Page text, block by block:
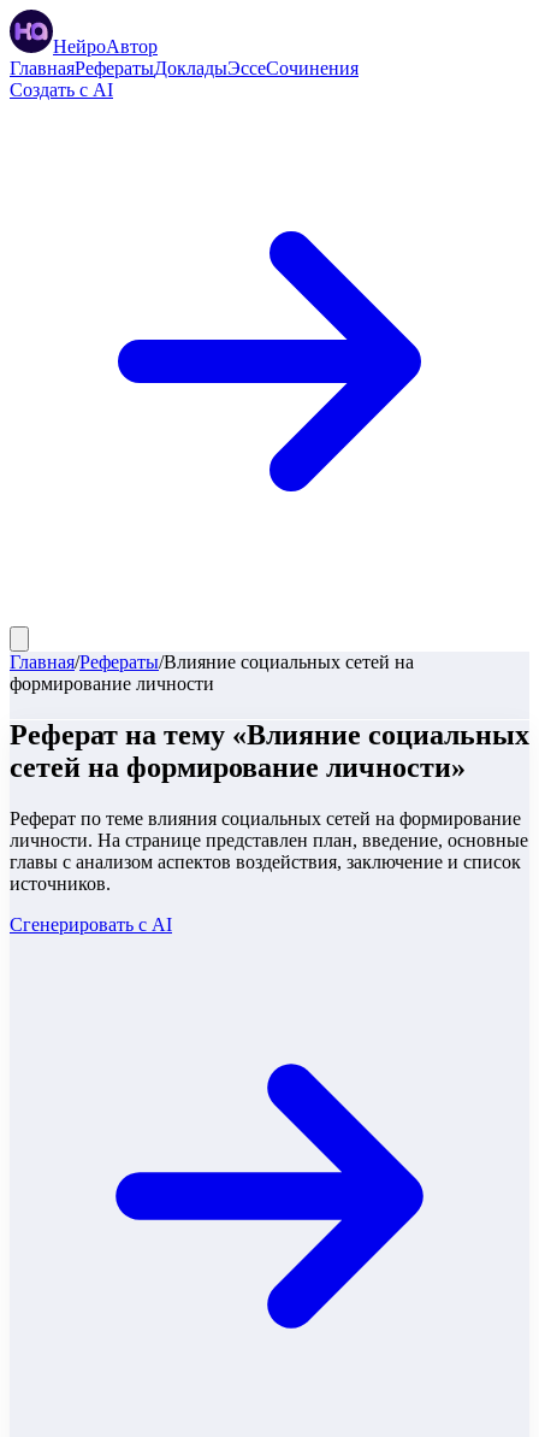
НейроАвтор
ГлавнаяРефератыДокладыЭссеСочинения
Создать с AI
Главная/Рефераты/Влияние социальных сетей на
формирование личности
Реферат на тему «Влияние социальных
сетей на формирование личности»
Реферат по теме влияния социальных сетей на формирование
личности. На странице представлен план, введение, основные
главы с анализом аспектов воздействия, заключение и список
источников.
Сгенерировать с AI